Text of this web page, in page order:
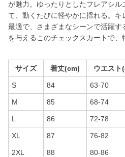
が魅力。ゆったりとしたフレアシ
て、動くたびに軽やかに揺れる。
最適で、さまざまなシーンで活躍す
を与えるこのチェックスカートで、
サイズ 着丈(cm) ウエスト
S 84 63-70
M 85 68-74
L 86 72-78
XL 87 76-82
2XL 88 80-86